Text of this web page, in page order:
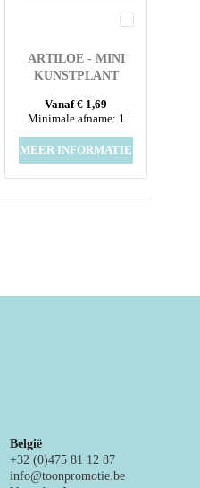
ARTILOE - MINI
KUNSTPLANT
Vanaf € 1,69
Minimale afname: 1
MEER INFORMATIE
België
+32 (0)475 81 12 87
info@toonpromotie.be